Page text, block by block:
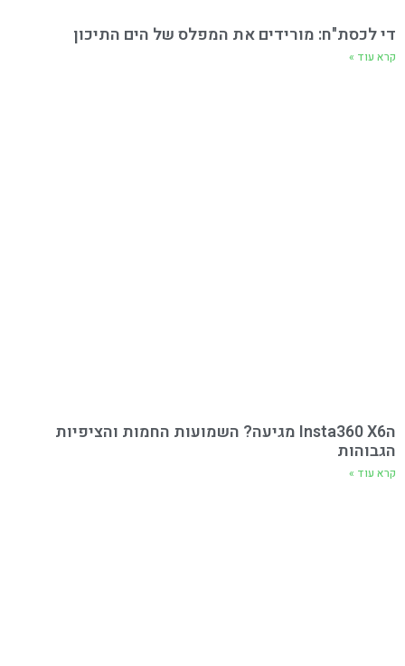
די לכסת"ח: מורידים את המפלס של הים התיכון
קרא עוד »
הInsta360 X6 מגיעה? השמועות החמות והציפיות
הגבוהות
קרא עוד »